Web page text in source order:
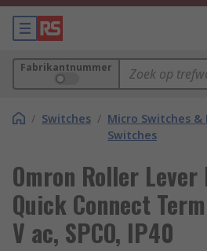
Fabrikantnummer
/ Switches / Micro Switches
Switches
Omron Roller
Quick Connect
V ac, SPCO, IP40